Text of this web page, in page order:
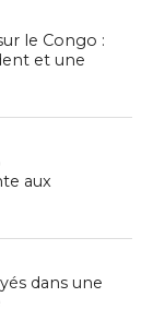
le Congo :
et une
aux
dans une